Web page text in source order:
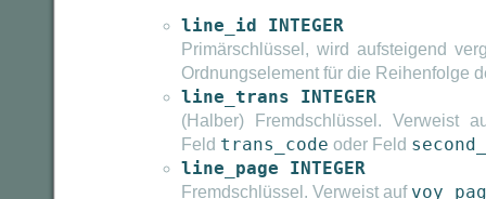
line_id INTEGER
Primärschlüssel, wird aufsteigend
Ordnungselement für die Reihenfolge
line_trans INTEGER
(Halber) Fremdschlüssel. Verweist
Feld trans_code oder Feld
line_page INTEGER
Fremdschlüssel. Verweist auf